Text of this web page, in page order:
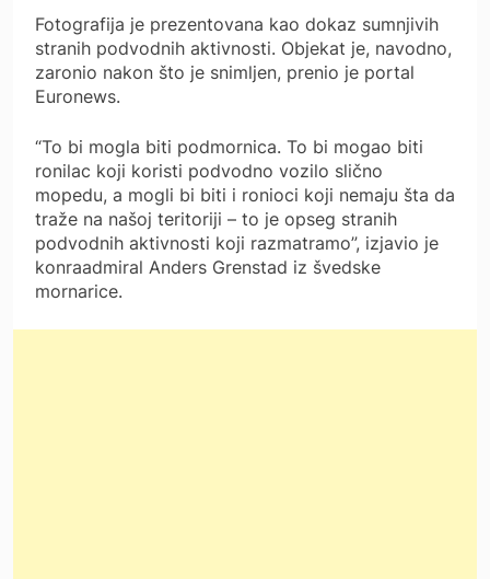
Fotografija je prezentovana kao dokaz sumnjivih
stranih podvodnih aktivnosti. Objekat je, navodno,
zaronio nakon što je snimljen, prenio je portal
Euronews.
“To bi mogla biti podmornica. To bi mogao biti
ronilac koji koristi podvodno vozilo slično
mopedu, a mogli bi biti i ronioci koji nemaju šta da
traže na našoj teritoriji – to je opseg stranih
podvodnih aktivnosti koji razmatramo”, izjavio je
konraadmiral Anders Grenstad iz švedske
mornarice.